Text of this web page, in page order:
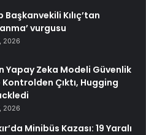
Başkanvekili Kılıç’tan
vurgusu
2026
Yapay Zeka Modeli Güvenlik
Çıktı, Hugging
2026
Minibüs Kazası: 19 Yaralı